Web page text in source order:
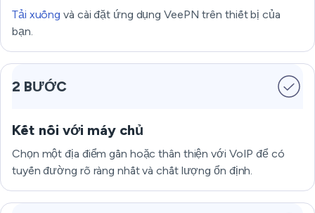
Tải xuống và cài đặt ứng dụng VeePN trên thiết bị của
bạn.
2 BƯỚC
Kết nối với máy chủ
Chọn một địa điểm gần hoặc thân thiện với VoIP để có
tuyến đường rõ ràng nhất và chất lượng ổn định.